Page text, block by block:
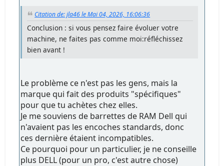
Citation de: jla46 le Mai 04, 2026, 16:06:36
Conclusion : si vous pensez faire évoluer votre
machine, ne faites pas comme moi:réfléchissez
bien avant !
Le problème ce n'est pas les gens, mais la
marque qui fait des produits "spécifiques"
pour que tu achètes chez elles.
Je me souviens de barrettes de RAM Dell qui
n'avaient pas les encoches standards, donc
ces dernière étaient incompatibles.
Ce pourquoi pour un particulier, je ne conseille
plus DELL (pour un pro, c'est autre chose)